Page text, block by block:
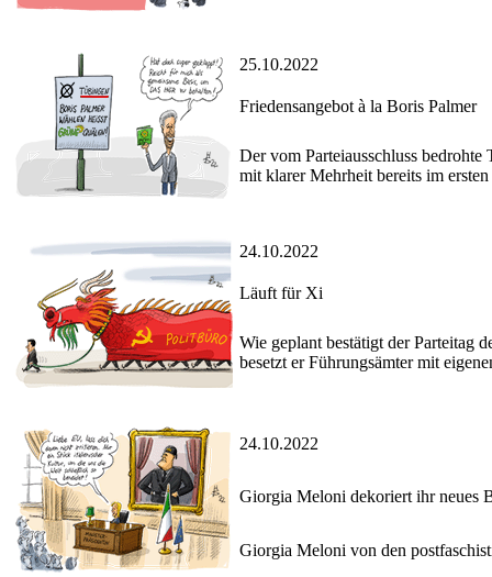
25.10.2022
Friedensangebot à la Boris Palmer
Der vom Parteiausschluss
mit klarer Mehrheit bereits im
24.10.2022
Läuft für Xi
Wie geplant bestätigt der Parteitag
besetzt er Führungsämter mit
24.10.2022
Giorgia Meloni dekoriert ihr neues
Giorgia Meloni von den